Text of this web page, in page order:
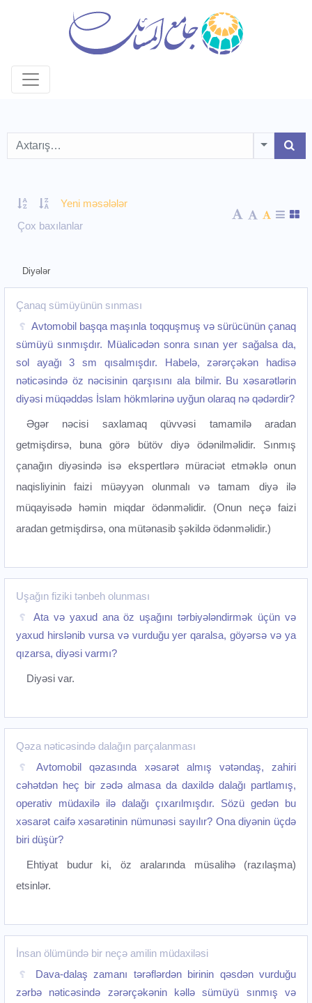
Toggle
Yeni məsələlər
Çox baxılanlar
Diyələr
Çanaq sümüyünün sınması
Avtomobil başqa maşınla toqquşmuş və sürücünün çanaq
sümüyü sınmışdır. Müalicədən sonra sınan yer sağalsa da,
sol ayağı 3 sm qısalmışdır. Habelə, zərərçəkən hadisə
nəticəsində öz nəcisinin qarşısını ala bilmir. Bu xəsarətlərin
diyəsi müqəddəs İslam hökmlərinə uyğun olaraq nə qədərdir?
Əgər nəcisi saxlamaq qüvvəsi tamamilə aradan
getmişdirsə, buna görə bütöv diyə ödənilməlidir. Sınmış
çanağın diyəsində isə ekspertlərə müraciət etməklə onun
naqisliyinin faizi müəyyən olunmalı və tamam diyə ilə
müqayisədə həmin miqdar ödənməlidir. (Onun neçə faizi
aradan getmişdirsə, ona mütənasib şəkildə ödənməlidir.)
Uşağın fiziki tənbeh olunması
Ata və yaxud ana öz uşağını tərbiyələndirmək üçün və
yaxud hirslənib vursa və vurduğu yer qaralsa, göyərsə və ya
qızarsa, diyəsi varmı?
Diyəsi var.
Qəza nəticəsində dalağın parçalanması
Avtomobil qəzasında xəsarət almış vətəndaş, zahiri
cəhətdən heç bir zədə almasa da daxildə dalağı partlamış,
operativ müdaxilə ilə dalağı çıxarılmışdır. Sözü gedən bu
xəsarət caifə xəsarətinin nümunəsi sayılır? Ona diyənin üçdə
biri düşür?
Ehtiyat budur ki, öz aralarında müsalihə (razılaşma)
etsinlər.
İnsan ölümündə bir neçə amilin müdaxiləsi
Dava-dalaş zamanı tərəflərdən birinin qəsdən vurduğu
zərbə nəticəsində zərərçəkənin kəllə sümüyü sınmış və